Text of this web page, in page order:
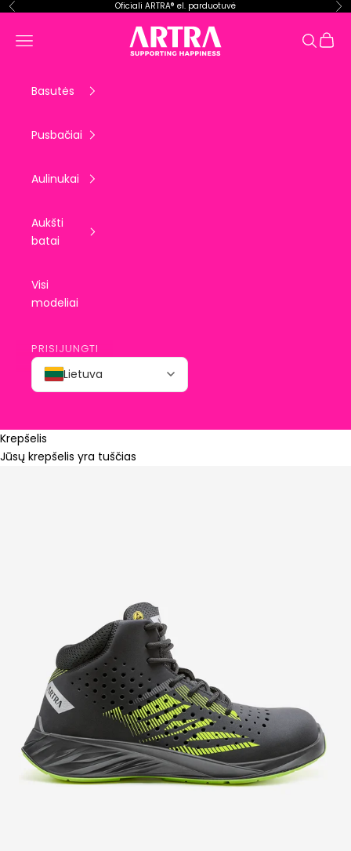
Pereiti prie turinio
Ankstesnis Oficiali ARTRA® el. parduotuvė
ARTRA EU
Meniu Paieška
Basutės
Pusbačiai
Aulinukai
Aukšti
batai
Visi
modeliai
PRISIJUNGTI
Lietuva
Krepšelis
Jūsų krepšelis yra tuščias